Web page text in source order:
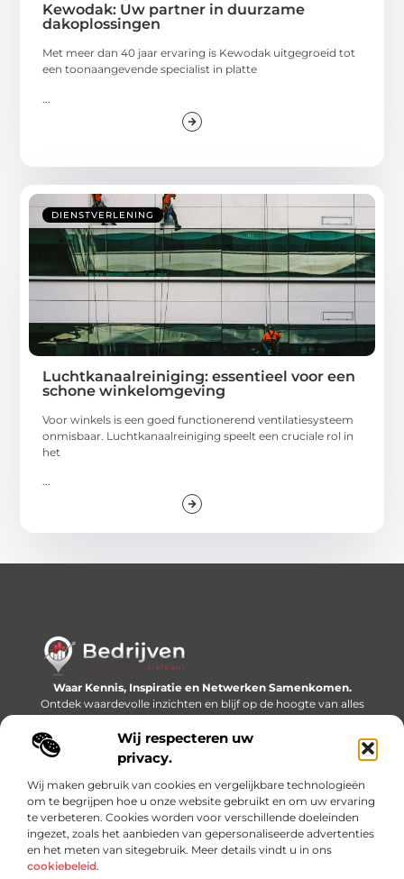
Wij respecteren uw
privacy.
Wij maken gebruik van cookies en vergelijkbare technologieën
om te begrijpen hoe u onze website gebruikt en om uw ervaring
te verbeteren. Cookies worden voor verschillende doeleinden
ingezet, zoals het aanbieden van gepersonaliseerde advertenties
en het meten van sitegebruik. Meer details vindt u in ons
cookiebeleid.
Kewodak: Uw partner in duurzame
dakoplossingen
Met meer dan 40 jaar ervaring is Kewodak uitgegroeid tot
een toonaangevende specialist in platte
DIENSTVERLENING
Luchtkanaalreiniging: essentieel voor een
schone winkelomgeving
Voor winkels is een goed functionerend ventilatiesysteem
onmisbaar. Luchtkanaalreiniging speelt een cruciale rol in
het
Waar Kennis, Inspiratie en Netwerken Samenkomen.
Ontdek waardevolle inzichten en blijf op de hoogte van alles
wat er speelt in de wereld.
Bericht categorie
Onze informatie